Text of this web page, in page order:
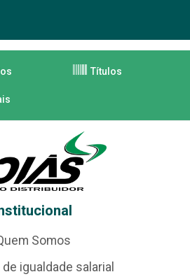
Títulos
Somos
de igualdade salarial